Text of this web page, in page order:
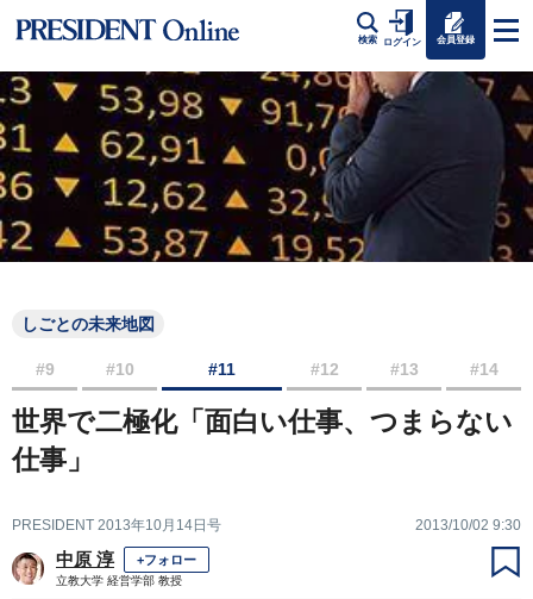
検索 ログイン 会員登録
しごとの未来地図
#9 #10 #11 #12 #13 #14
世界で二極化「面白い仕事、つまらない
仕事」
PRESIDENT 2013年10月14日号 2013/10/02 9:30
中原 淳 +フォロー
立教大学 経営学部 教授